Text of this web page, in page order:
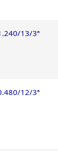
13/3ª
12/3ª